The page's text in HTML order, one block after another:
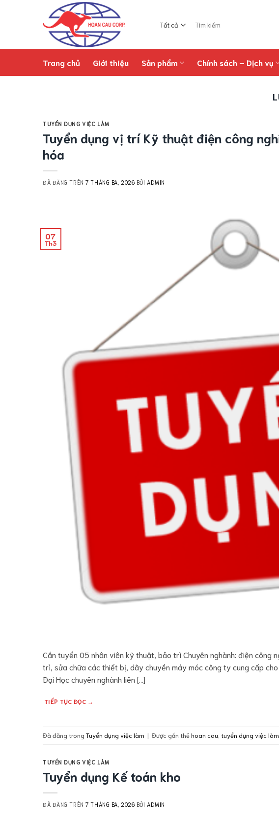
kiếm:
Trang chủ Giới thiệu Sản phẩm Chính sách – Dịch vụ
TUYỂN DỤNG VIỆC LÀM
Tuyển dụng vị trí Kỹ thuật điện công
hóa
ĐÃ ĐĂNG TRÊN7 THÁNG BA, 2026 BỞI ADMIN
07
Th3
Cần tuyển 05 nhân viên kỹ thuật, bảo trì Chuyên nghành: điện công
trì, sửa chữa các thiết bị, dây chuyền máy móc công ty cung cấp
Đại Học chuyên nghành liên […]
TIẾP TỤC ĐỌC →
Đã đăng trong Tuyển dụng việc làm | Được gắn thẻhoan cau tuyển dụng việc làm
TUYỂN DỤNG VIỆC LÀM
Tuyển dụng Kế toán kho
ĐÃ ĐĂNG TRÊN7 THÁNG BA, 2026 BỞI ADMIN